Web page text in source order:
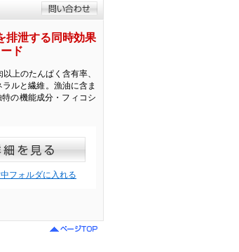
排泄する同時効果
ド
上のたんぱく含有率、
ルと繊維。漁油に含ま
の機能成分・フィコシ
フォルダに入れる